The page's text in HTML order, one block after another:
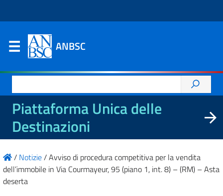
ANBSC
per:
Piattaforma Unica delle
Destinazioni
/ Notizie/Avviso di procedura competitiva per la vendita
dell’immobile in Via Courmayeur, 95 (piano 1, int. 8) – (RM) – Asta
deserta